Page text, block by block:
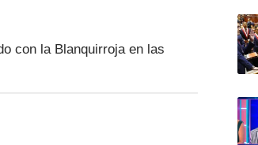
con la Blanquirroja en las